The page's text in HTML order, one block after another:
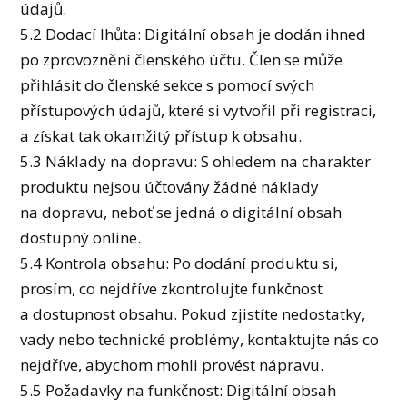
údajů.
5.2 Dodací lhůta: Digitální obsah je dodán ihned
po zprovoznění členského účtu. Člen se může
přihlásit do členské sekce s pomocí svých
přístupových údajů, které si vytvořil při registraci,
a získat tak okamžitý přístup k obsahu.
5.3 Náklady na dopravu: S ohledem na charakter
produktu nejsou účtovány žádné náklady
na dopravu, neboť se jedná o digitální obsah
dostupný online.
5.4 Kontrola obsahu: Po dodání produktu si,
prosím, co nejdříve zkontrolujte funkčnost
a dostupnost obsahu. Pokud zjistíte nedostatky,
vady nebo technické problémy, kontaktujte nás co
nejdříve, abychom mohli provést nápravu.
5.5 Požadavky na funkčnost: Digitální obsah